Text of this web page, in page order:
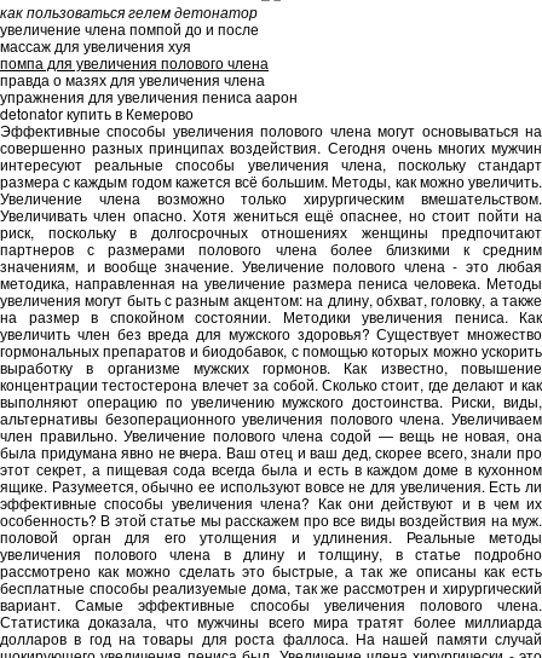
как пользоваться гелем детонатор
увеличение члена помпой до и после
массаж для увеличения хуя
помпа для увеличения полового члена
правда о мазях для увеличения члена
упражнения для увеличения пениса аарон
detonator купить в Кемерово
Эффективные способы увеличения полового члена могут основываться на
совершенно разных принципах воздействия. Сегодня очень многих мужчин
интересуют реальные способы увеличения члена, поскольку стандарт
размера с каждым годом кажется всё большим. Методы, как можно увеличить.
Увеличение члена возможно только хирургическим вмешательством.
Увеличивать член опасно. Хотя жениться ещё опаснее, но стоит пойти на
риск, поскольку в долгосрочных отношениях женщины предпочитают
партнеров с размерами полового члена более близкими к средним
значениям, и вообще значение. Увеличение полового члена - это любая
методика, направленная на увеличение размера пениса человека. Методы
увеличения могут быть с разным акцентом: на длину, обхват, головку, а также
на размер в спокойном состоянии. Методики увеличения пениса. Как
увеличить член без вреда для мужского здоровья? Существует множество
гормональных препаратов и биодобавок, с помощью которых можно ускорить
выработку в организме мужских гормонов. Как известно, повышение
концентрации тестостерона влечет за собой. Сколько стоит, где делают и как
выполняют операцию по увеличению мужского достоинства. Риски, виды,
альтернативы безоперационного увеличения полового члена. Увеличиваем
член правильно. Увеличение полового члена содой — вещь не новая, она
была придумана явно не вчера. Ваш отец и ваш дед, скорее всего, знали про
этот секрет, а пищевая сода всегда была и есть в каждом доме в кухонном
ящике. Разумеется, обычно ее используют вовсе не для увеличения. Есть ли
эффективные способы увеличения члена? Как они действуют и в чем их
особенность? В этой статье мы расскажем про все виды воздействия на муж.
половой орган для его утолщения и удлинения. Реальные методы
увеличения полового члена в длину и толщину, в статье подробно
рассмотрено как можно сделать это быстрые, а так же описаны как есть
бесплатные способы реализуемые дома, так же рассмотрен и хирургический
вариант. Самые эффективные способы увеличения полового члена.
Статистика доказала, что мужчины всего мира тратят более миллиарда
долларов в год на товары для роста фаллоса. На нашей памяти случай